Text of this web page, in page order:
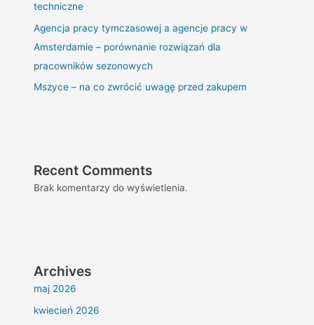
techniczne
Agencja pracy tymczasowej a agencje pracy w
Amsterdamie – porównanie rozwiązań dla
pracowników sezonowych
Mszyce – na co zwrócić uwagę przed zakupem
Recent Comments
Brak komentarzy do wyświetlenia.
Archives
maj 2026
kwiecień 2026